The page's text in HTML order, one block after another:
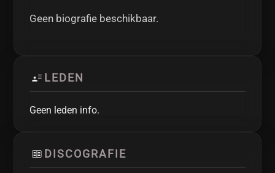
Geen biografie beschikbaar.
LEDEN
Geen leden info.
DISCOGRAFIE